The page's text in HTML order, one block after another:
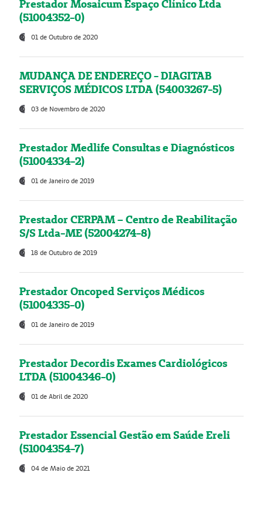
Prestador Mosaicum Espaço Clínico Ltda
(51004352-0)
01 de Outubro de 2020
MUDANÇA DE ENDEREÇO - DIAGITAB
SERVIÇOS MÉDICOS LTDA (54003267-5)
03 de Novembro de 2020
Prestador Medlife Consultas e Diagnósticos
(51004334-2)
01 de Janeiro de 2019
Prestador CERPAM – Centro de Reabilitação
S/S Ltda-ME (52004274-8)
18 de Outubro de 2019
Prestador Oncoped Serviços Médicos
(51004335-0)
01 de Janeiro de 2019
Prestador Decordis Exames Cardiológicos
LTDA (51004346-0)
01 de Abril de 2020
Prestador Essencial Gestão em Saúde Ereli
(51004354-7)
04 de Maio de 2021